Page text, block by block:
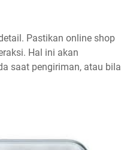
Pastikan online shop
Hal ini akan
saat pengiriman, atau bila